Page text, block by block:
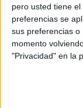
pero usted tiene
preferencias se
sus preferencias
momento
"Privacidad" en la
Motor: 600
Tipo de
Garantía: